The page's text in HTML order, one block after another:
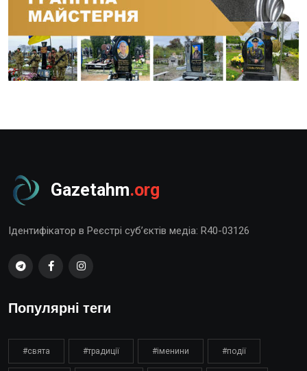
Gazetahm.org
Ідентифікатор в Реєстрі суб’єктів медіа: R40-03126
Популярні теги
#свята #традиції #іменини #події